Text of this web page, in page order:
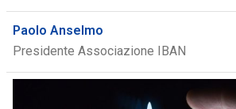
Paolo Anselmo
Presidente Associazione IBAN